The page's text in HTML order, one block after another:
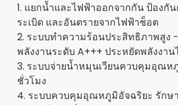
1. แยกน้ำและไฟฟ้าออกจากกัน ป้องกั
ระเบิด และอันตรายจากไฟฟ้าช็อต
2. ระบบทำความร้อนประสิทธิภาพสูง
พลังงานระดับ A+++ ประหยัดพลังงาน
3. ระบบจ่ายน้ำหมุนเวียนควบคุมอุณห
ชั่วโมง
4. ระบบควบคุมอุณหภูมิอัจฉริยะ รัก